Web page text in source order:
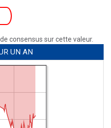
consensus sur cette valeur.
UN AN